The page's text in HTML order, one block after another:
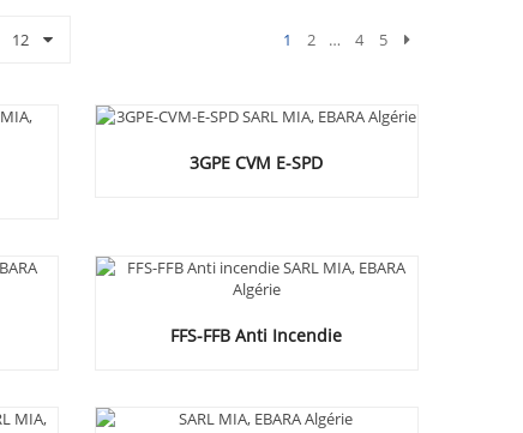
12 1 2 … 4 5
3GPE CVM E-SPD
FFS-FFB Anti Incendie